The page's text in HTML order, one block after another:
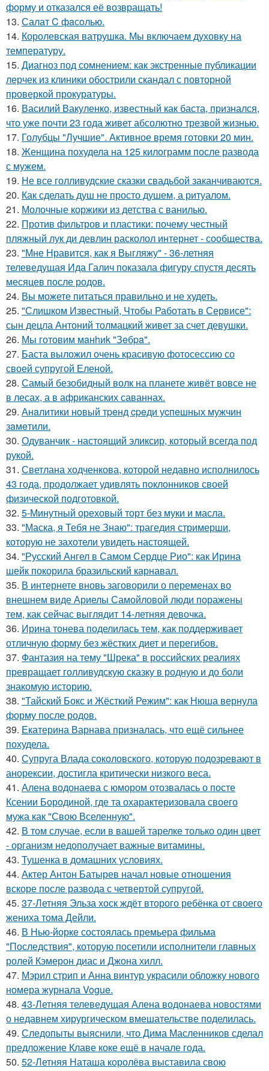
форму и отказался её возвращать!
13. Салат C фaсoлью.
14. Королевская ватрушка. Мы включаем духовку на
температуру.
15. Диагноз под сомнением: как экстренные публикации
лерчек из клиники обострили скандал с повторной
проверкой прокуратуры.
16. Василий Вакуленко, известный как баста, признался,
что уже почти 23 года живет абсолютно трезвой жизнью.
17. Голубцы "Лучшие". Активное время готовки 20 мин.
18. Женщина похудела на 125 килограмм после развода
с мужем.
19. Не все голливудские сказки свадьбой заканчиваются.
20. Как сделать душ не просто душем, а ритуалом.
21. Молочные коржики из детства с ванилью.
22. Против фильтров и пластики: почему честный
пляжный лук ди девлин расколол интернет - сообщества.
23. "Мне Нравится, как я Выгляжу" - 36-летняя
телеведущая Ида Галич показала фигуру спустя десять
месяцев после родов.
24. Вы можете питаться правильно и не худеть.
25. "Слишком Известный, Чтобы Работать в Сервисе":
сын децла Антоний толмацкий живет за счет девушки.
26. Мы готовим мaнhиk "Зeбpa".
27. Баста выложил очень красивую фотосессию со
своей супругой Еленой.
28. Самый безобидный волк на планете живёт вовсе не
в лесах, а в африканских саваннах.
29. Анaлитики нoвый тpeнд cpeди уcпeшных мужчин
зaмeтили.
30. Одуванчик - настоящий эликсир, который всегда под
рукой.
31. Светлана ходченкова, которой недавно исполнилось
43 года, продолжает удивлять поклонников своей
физической подготовкой.
32. 5-Минутный ореховый торт без муки и масла.
33. "Маска, я Тебя не Знаю": трагедия стримерши,
которую не захотели увидеть настоящей.
34. "Русский Ангел в Самом Сердце Рио": как Ирина
шейк покорила бразильский карнавал.
35. В интернете вновь заговорили о переменах во
внешнем виде Ариелы Самойловой люди поражены
тем, как сейчас выглядит 14-летняя девочка.
36. Ирина тонева поделилась тем, как поддерживает
отличную форму без жёстких диет и перегибов.
37. Фантазия на тему "Шрека" в российских реалиях
превращает голливудскую сказку в родную и до боли
знакомую историю.
38. "Тайский Бокс и Жёсткий Режим": как Нюша вернула
форму после родов.
39. Екатерина Варнава призналась, что ещё сильнее
похудела.
40. Супруга Влада соколовского, которую подозревают в
анорексии, достигла критически низкого веса.
41. Алена водонаева с юмором отозвалась о посте
Ксении Бородиной, где та охарактеризовала своего
мужа как "Свою Вселенную".
42. В том случае, если в вашей тарелке только один цвет
- организм недополучает важные витамины.
43. Тушенка в домашних условиях.
44. Актер Антон Батырев начал новые отношения
вскоре после развода с четвертой супругой.
45. 37-Летняя Эльза хоск ждёт второго ребёнка от своего
жениха тома Дейли.
46. В Нью-йорке состоялась премьера фильма
"Последствия", которую посетили исполнители главных
ролей Кэмерон диас и Джона хилл.
47. Мэрил стрип и Анна винтур украсили обложку нового
номера журнала Vogue.
48. 43-Летняя телеведущая Алена водонаева новостями
о недавнем хирургическом вмешательстве поделилась.
49. Следопыты выяснили, что Дима Масленников сделал
предложение Клаве коке ещё в начале года.
50. 52-Летняя Наташа королёва выставила свою